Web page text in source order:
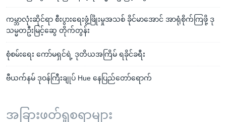
ကမ္ဘာလုံးဆိုင်ရာ စီးပွားရေးဖွံ့ဖြိုးမှုအသစ် ခိုင်မာအောင် အာရုံစိုက်ကြဖို့ ဒု
သမ္မတဦးမြင့်ဆွေ တိုက်တွန်း
စုံစမ်းရေး ကော်မရှင်ရဲ့ ဒုတိယအကြိမ် ရခိုင်ခရီး
ဗီယက်နမ် ဒုဝန်ကြီးချုပ် Hue နေပြည်တော်ရောက်
အခြားဖတ်ရှုစရာများ